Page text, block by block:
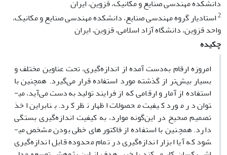
دانشکده مهندسی صنایع و مکانیک، قزوین، ایران
2استادیار گروه مهندسی صنایع، دانشکده مهندسی صنایع و مکانیک،
واحد قزوین، دانشگاه آزاد اسلامی، قزوین، ایران
چکیده
امروزه ارقام به‌دست آمده از اندازه‌گیری، تحت عناوین مختلف و
بسیار بیش‌تر از گذشته مورد استفاده قرار می­‌گیرد. همچنین با
استفاده از آمار و ارقامی که از فرایند تولید به‌دست می‌آید، می­
توان در مورد کیفیت محصولات اظهار نظر کرد. بنابراین اخذ
تصمیم صحیح در این‌­گونه موارد، به کیفیت انداز‌ه‌گیری بستگی
دارد. همچنین با استفاده از فاکتورهای خطی بودن مشخص می­
شود که آیا ابزار اندازه‌گیری در تمام محدوده قابل اندازه­‌گیری­‌